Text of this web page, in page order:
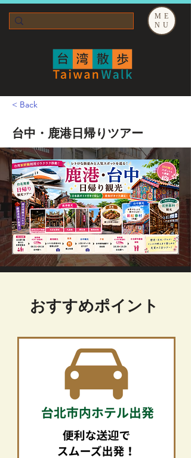
ME
NU
< Back
台中・鹿港日帰りツアー
​おすすめポイント